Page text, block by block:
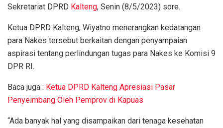
Sekretariat DPRD Kalteng, Senin (8/5/2023) sore.
Ketua DPRD Kalteng, Wiyatno menerangkan kedatangan
para Nakes tersebut berkaitan dengan penyampaian
aspirasi tentang perlindungan tugas para Nakes ke Komisi 9
DPR RI.
Baca juga : Ketua DPRD Kalteng Apresiasi Pasar
Penyeimbang Oleh Pemprov di Kapuas
“Ada banyak hal yang disampaikan dari tenaga kesehatan